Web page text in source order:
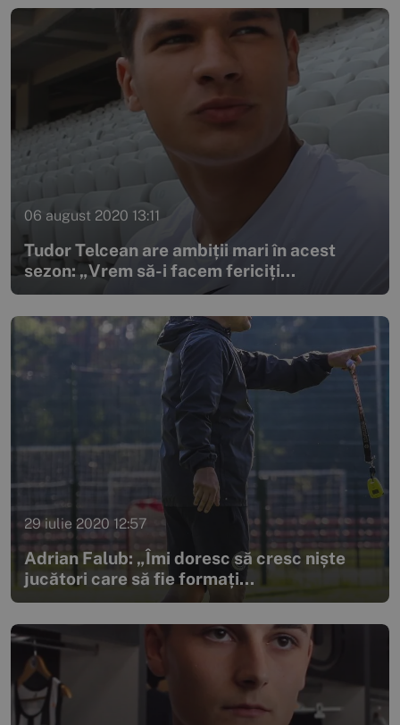
06 august 2020 13:11
Tudor Telcean are ambiții mari în acest
sezon: „Vrem să-i facem fericiți...
29 iulie 2020 12:57
Adrian Falub: „Îmi doresc să cresc niște
jucători care să fie formați...